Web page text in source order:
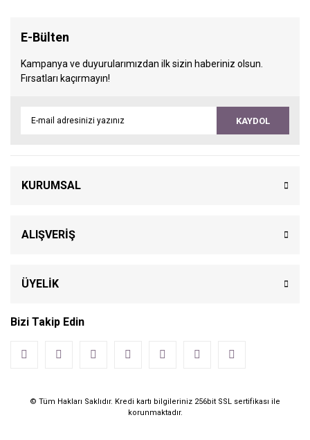
E-Bülten
Kampanya ve duyurularımızdan ilk sizin haberiniz olsun.
Fırsatları kaçırmayın!
KAYDOL
KURUMSAL
ALIŞVERİŞ
ÜYELİK
Bizi Takip Edin
© Tüm Hakları Saklıdır. Kredi kartı bilgileriniz 256bit SSL sertifikası ile
korunmaktadır.